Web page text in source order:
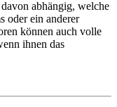
abhängig, welche
oder ein anderer
können auch volle
ihnen das